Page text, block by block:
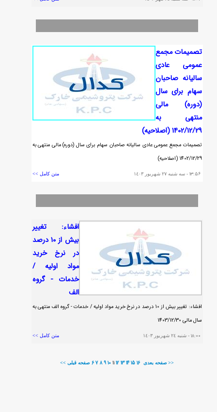
تصمیمات مجمع
عمومی عادی
سالیانه صاحبان
سهام برای سال
(دوره) مالی
منتهی به
1402/12/29 (اصلاحیه)
تصمیمات مجمع عمومی عادی سالیانه صاحبان سهام برای سال (دوره) مالی منتهی به
1402/12/29 (اصلاحیه)
١٣:٥٦ - سه شنبه ٢٧ شهريور ١٤٠٣ متن کامل >>
افشاء: تغيير
بيش از 10 درصد
در نرخ خريد
مواد اوليه /
خدمات - گروه
الف
افشاء: تغيير بيش از 10 درصد در نرخ خريد مواد اوليه / خدمات - گروه الف منتهی به
سال مالی 1403/12/30
١٨:٠٠ - شنبه ٢٤ شهريور ١٤٠٣ متن کامل >>
<< صفحه قبلی 6 7 8 9 10 1112 13 14 15 16 صفحه بعدی >>